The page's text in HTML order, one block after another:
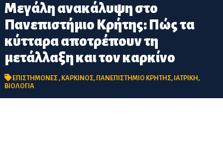
Μεγάλη ανακάλυψη στο
Πανεπιστήμιο Κρήτης: Πώς τα
κύτταρα αποτρέπουν τη
μετάλλαξη και τον καρκίνο
ΕΠΙΣΤΗΜΟΝΕΣ, ΚΑΡΚΙΝΟΣ, ΠΑΝΕΠΙΣΤΗΜΙΟ ΚΡΗΤΗΣ, ΙΑΤΡΙΚΗ,
ΒΙΟΛΟΓΙΑ